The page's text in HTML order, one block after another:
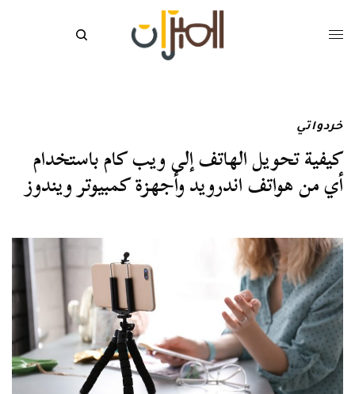
خردواتي
كيفية تحويل الهاتف إلى ويب كام باستخدام
أي من هواتف اندرويد وأجهزة كمبيوتر ويندوز